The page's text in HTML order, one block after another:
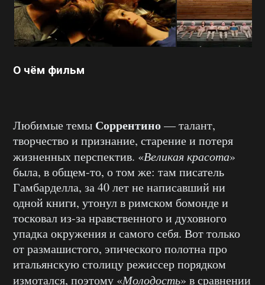
О чём фильм
Любимые темы Соррентино— талант,
творчество и признание, старение и потеря
жизненных перспектив. «Великая красота»
была, в общем-то, о том же: там писатель
Гамбарделла, за 40 лет не написавший ни
одной книги, утонул в римском бомонде и
тосковал из-за нравственного и духовного
упадка окружения и самого себя. Вот только
от размашистого, эпического полотна про
итальянскую столицу режиссер порядком
измотался, поэтому «Молодость» в сравнении